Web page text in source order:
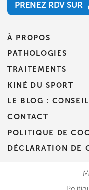
PRENEZ RDV SUR
PRENEZ RDV SUR
À PROPOS
PATHOLOGIES
TRAITEMENTS
KINÉ DU SPORT
LE BLOG :
CONTACT
POLITIQUE DE
DÉCLARATION DE